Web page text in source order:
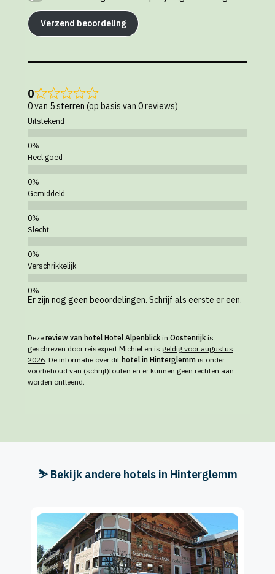
Verzend beoordeling
0
0 van 5 sterren (op basis van 0 reviews)
Uitstekend
Heel goed
Gemiddeld
Slecht
Verschrikkelijk
Er zijn nog geen beoordelingen. Schrijf als eerste er een.
Deze review van hotel Hotel Alpenblick in Oostenrijk is
geschreven door reisexpert Michiel en is geldig voor augustus
2026 . De informatie over dit hotel in Hinterglemm is onder
voorbehoud van (schrijf)fouten en er kunnen geen rechten aan
worden ontleend.
⛷️ Bekijk andere hotels in Hinterglemm